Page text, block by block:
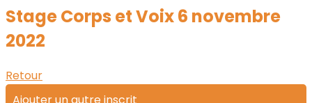
Stage Corps et Voix 6 novembre
2022
Retour
Ajouter un autre inscrit